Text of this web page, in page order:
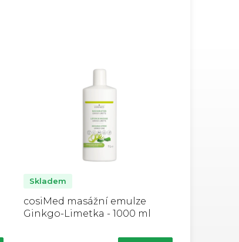
cosiMed masážní emulze
Ginkgo-Limetka - 1000 ml
Skladem